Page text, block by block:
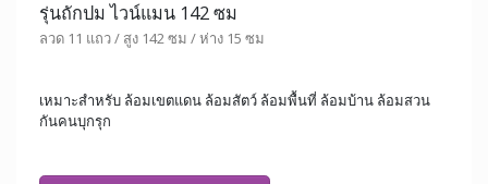
รุ่นถักปม ไวน์แมน 142 ซม
ลวด 11 แถว / สูง 142 ซม / ห่าง 15 ซม
เหมาะสำหรับ ล้อมเขตแดน ล้อมสัตว์ ล้อมพื้นที่ ล้อมบ้าน ล้อมสวน
กันคนบุกรุก